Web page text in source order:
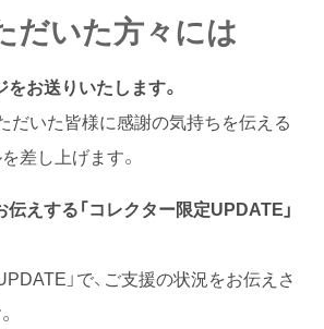
だいた方々には
お送りいたします。
だいた皆様に感謝の気持ちを伝える
差し上げます。
えする「コレクター限定UPDATE」
」で、ご支援の状況をお伝えさ